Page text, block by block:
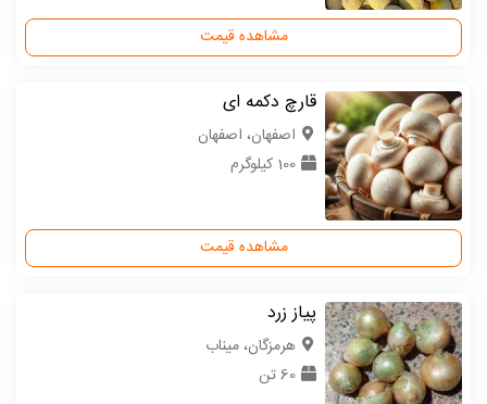
مشاهده قیمت
قارچ دکمه ای
اصفهان، اصفهان
100 کیلوگرم
مشاهده قیمت
پیاز زرد
هرمزگان، میناب
60 تن